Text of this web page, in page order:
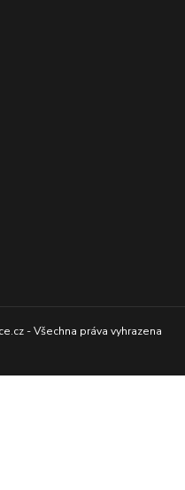
- Všechna práva vyhrazena